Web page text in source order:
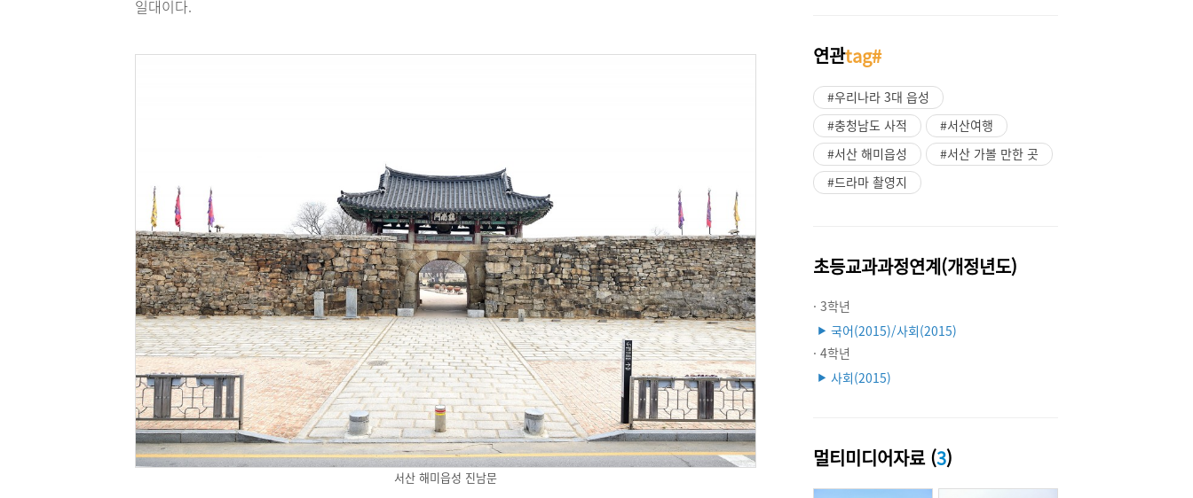
일대이다.
서산 해미읍성 진남문
연관tag#
#우리나라 3대 읍성
#충청남도 사적
#서산여행
#서산 해미읍성
#서산 가볼 만한 곳
#드라마 촬영지
초등교과과정연계(개정년도)
· 3학년
▶ 국어(2015)/사회(2015)
· 4학년
▶ 사회(2015)
멀티미디어자료 (3)